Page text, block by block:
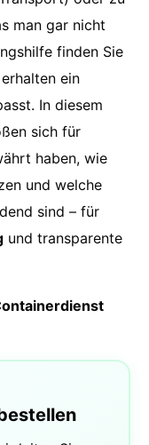
man gar nicht
finden Sie
ein
In diesem
sich für
haben, wie
und welche
sind – für
und transparente